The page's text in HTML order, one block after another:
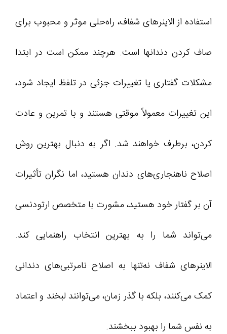
استفاده از الاینرهای شفاف، راه‌حلی موثر و محبوب برای
صاف کردن دندانها است. هرچند ممکن است در ابتدا
مشکلات گفتاری یا تغییرات جزئی در تلفظ ایجاد شود،
این تغییرات معمولاً موقتی هستند و با تمرین و عادت
کردن، برطرف خواهند شد. اگر به دنبال بهترین روش
اصلاح ناهنجاری‌های دندان هستید، اما نگران تأثیرات
آن بر گفتار خود هستید، مشورت با متخصص ارتودنسی
می‌تواند شما را به بهترین انتخاب راهنمایی کند.
الاینرهای شفاف نه‌تنها به اصلاح نامرتبی‌های دندانی
کمک می‌کنند، بلکه با گذر زمان، می‌توانند لبخند و اعتماد
به نفس شما را بهبود ببخشند.